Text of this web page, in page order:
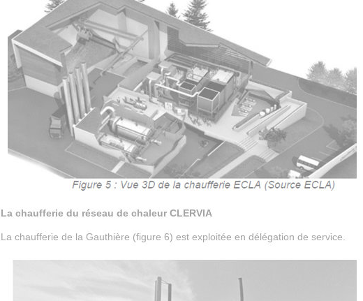
La chaufferie du réseau de chaleur CLERVIA
La chaufferie de la Gauthière (figure 6) est exploitée en délégation de service.